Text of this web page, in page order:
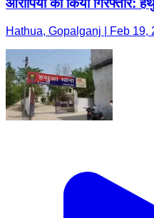
आरोपियों को किया गिरफ्तार:
Hathua, Gopalganj | Feb 19,